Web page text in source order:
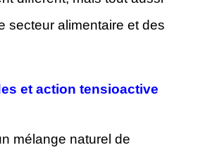
secteur alimentaire et des
et action tensioactive
mélange naturel de